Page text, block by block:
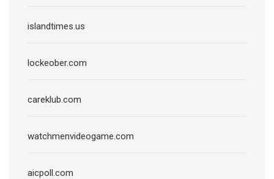
islandtimes.us
lockeober.com
careklub.com
watchmenvideogame.com
aicpoll.com